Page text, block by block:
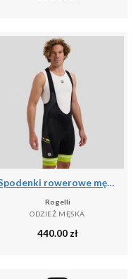
Spodenki rowerowe męskie Rogelli GARA MOSTRO II
Rogelli
ODZIEŻ MĘSKA
440.00 zł